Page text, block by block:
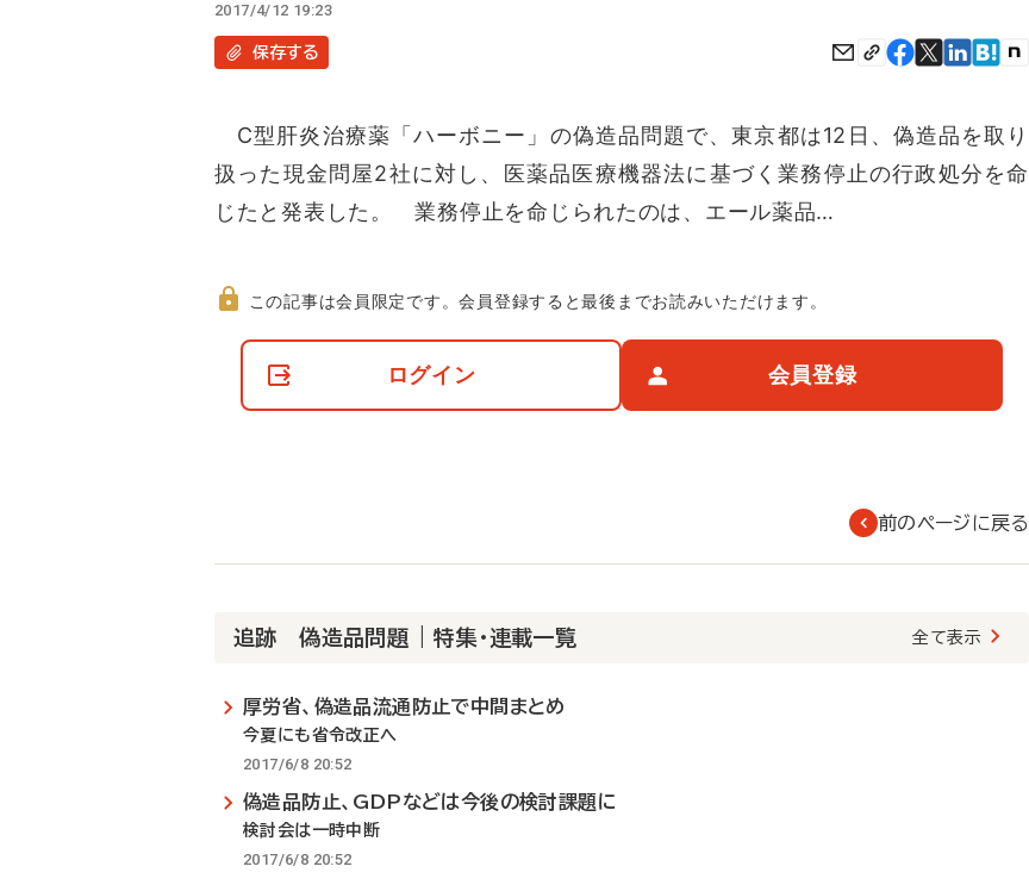
2017/4/12 19:23
保存する
C型肝炎治療薬「ハーボニー」の偽造品問題で、東京都は12日、偽造品を取り
扱った現金問屋2社に対し、医薬品医療機器法に基づく業務停止の行政処分を命
じたと発表した。 業務停止を命じられたのは、エール薬品…
て
この記事は会員限定です。会員登録すると最後までお読みいただけます。
ログイン 会員登録
前のページに戻る
追跡 偽造品問題 | 特集・連載一覧 全て表示
厚労省、偽造品流通防止で中間まとめ
今夏にも省令改正へ
2017/6/8 20:52
偽造品防止、GDPなどは今後の検討課題に
検討会は一時中断
2017/6/8 20:52